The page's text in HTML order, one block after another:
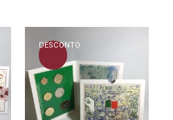
DESCONTO